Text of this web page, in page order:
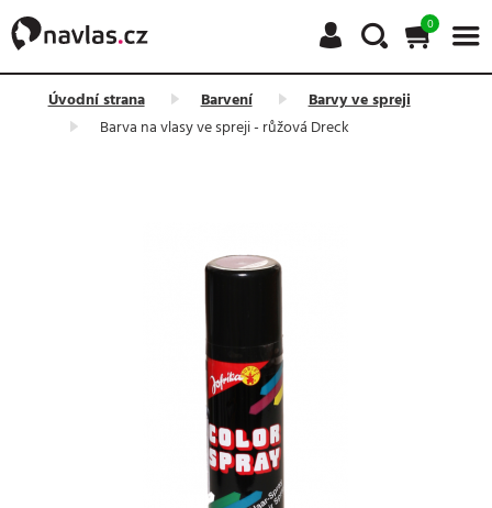
0
Úvodní strana Barvení
Barvy ve spreji
Barva na vlasy ve spreji - růžová Dreck